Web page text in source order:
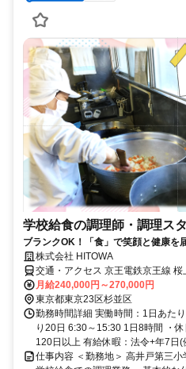
学校給食の調理師・調理ス
ブランクOK！「食」で笑顔と健康を
株式会社 HITOWA
交通・アクセス 京王電鉄京王線
徒歩8分
月給240,000円～270,000円
東京都東京23区杉並区
勤務時間詳細 実働時間：1日あた
り20日 6:30～15:30 1日8時間 ・
120日以上 有給休暇：法令+年7日(
仕事内容 ＜勤務地＞ 高井戸第三